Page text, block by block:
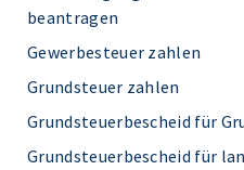
beantragen
Gewerbesteuer zahlen
Grundsteuer zahlen
Grundsteuerbescheid für
Grundsteuerbescheid für